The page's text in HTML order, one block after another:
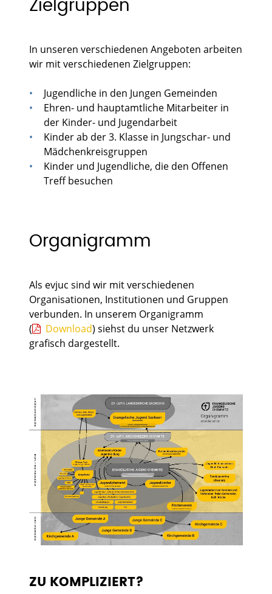
Zielgruppen
In unseren verschiedenen Angeboten arbeiten
wir mit verschiedenen Zielgruppen:
Jugendliche in den Jungen Gemeinden
Ehren- und hauptamtliche Mitarbeiter in
der Kinder- und Jugendarbeit
Kinder ab der 3. Klasse in Jungschar- und
Mädchenkreisgruppen
Kinder und Jugendliche, die den Offenen
Treff besuchen
Organigramm
Als evjuc sind wir mit verschiedenen
Organisationen, Institutionen und Gruppen
verbunden. In unserem Organigramm
(
Download) siehst du unser Netzwerk
grafisch dargestellt.
ZU KOMPLIZIERT?